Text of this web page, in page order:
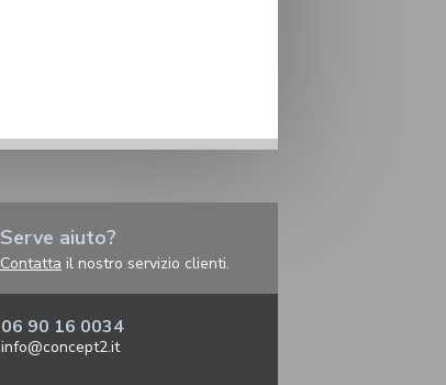
Serve aiuto?
Contatta il nostro servizio clienti.
06 90 16 0034
info@concept2.it